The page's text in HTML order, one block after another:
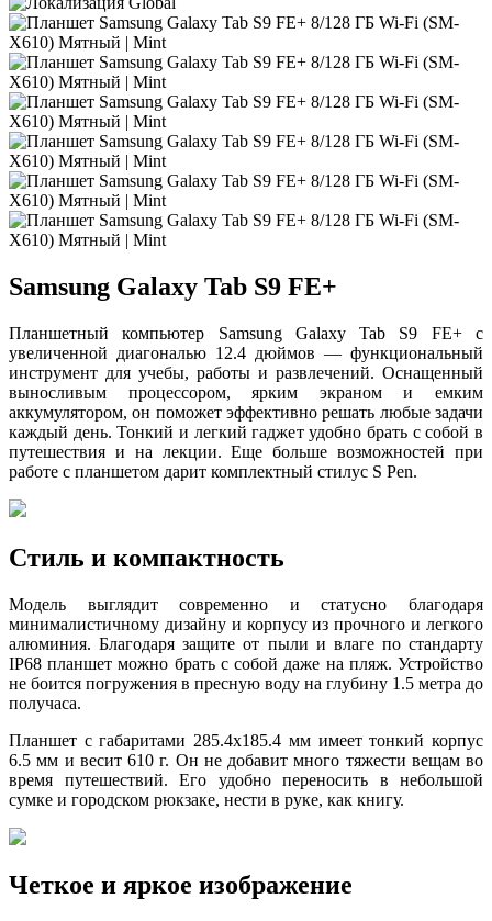
Samsung Galaxy Tab S9 FE+
Планшетный компьютер Samsung Galaxy Tab S9 FE+ с
увеличенной диагональю 12.4 дюймов — функциональный
инструмент для учебы, работы и развлечений. Оснащенный
выносливым процессором, ярким экраном и емким
аккумулятором, он поможет эффективно решать любые задачи
каждый день. Тонкий и легкий гаджет удобно брать с собой в
путешествия и на лекции. Еще больше возможностей при
работе с планшетом дарит комплектный стилус S Pen.
Стиль и компактность
Модель выглядит современно и статусно благодаря
минималистичному дизайну и корпусу из прочного и легкого
алюминия. Благодаря защите от пыли и влаге по стандарту
IP68 планшет можно брать с собой даже на пляж. Устройство
не боится погружения в пресную воду на глубину 1.5 метра до
получаса.
Планшет с габаритами 285.4х185.4 мм имеет тонкий корпус
6.5 мм и весит 610 г. Он не добавит много тяжести вещам во
время путешествий. Его удобно переносить в небольшой
сумке и городском рюкзаке, нести в руке, как книгу.
Четкое и яркое изображение